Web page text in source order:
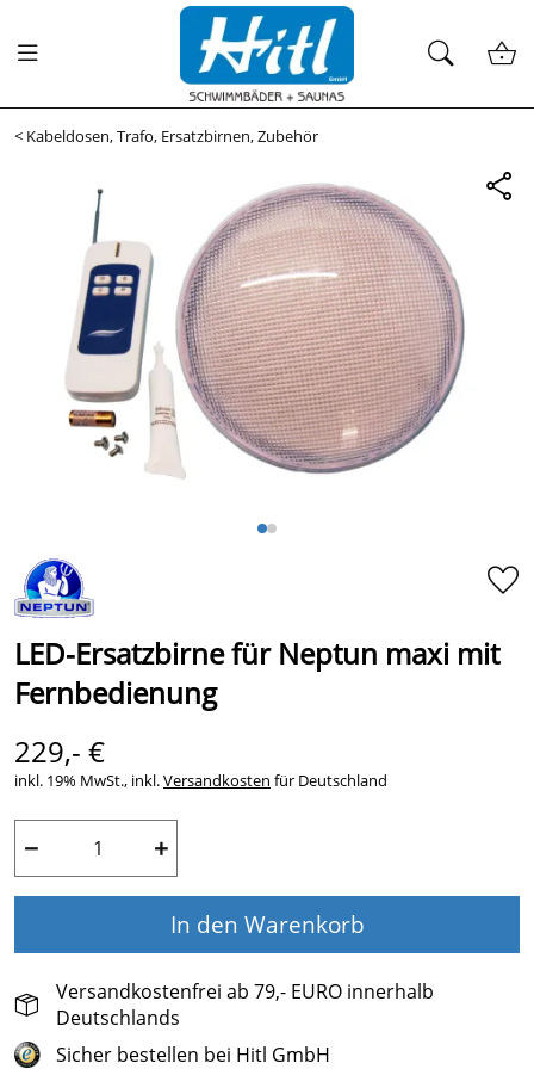
< Kabeldosen, Trafo, Ersatzbirnen, Zubehör
LED-Ersatzbirne für Neptun maxi mit
Fernbedienung
229,- €
inkl. 19% MwSt., inkl.Versandkosten für Deutschland
− +
In den Warenkorb
Versandkostenfrei ab 79,- EURO innerhalb
Deutschlands
Sicher bestellen bei Hitl GmbH